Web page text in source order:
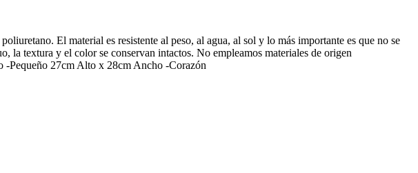
El material es resistente al peso, al agua, al sol y lo más importante es que no se
la textura y el color se conservan intactos. No empleamos materiales de origen
Pequeño 27cm Alto x 28cm Ancho -Corazón